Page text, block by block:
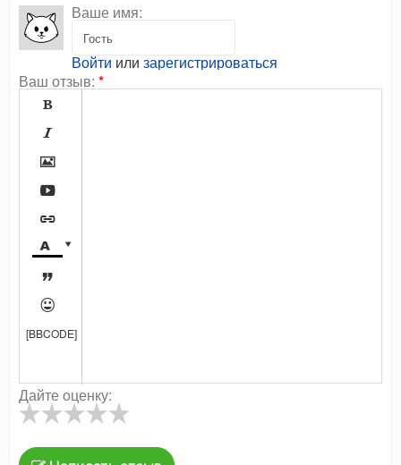
Ваше имя:
Войти или зарегистрироваться
Ваш отзыв: *









[BBCODE]
Дайте оценку: